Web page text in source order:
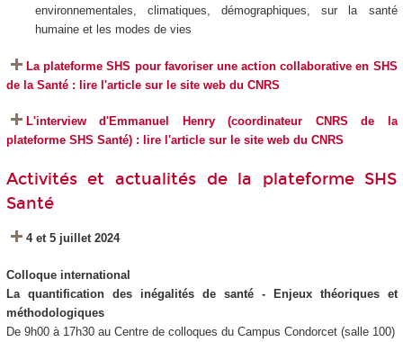
environnementales, climatiques, démographiques, sur la santé
humaine et les modes de vies
La plateforme SHS pour favoriser une action collaborative en SHS
de la Santé : lire l'article sur le site web du CNRS
L'interview d'Emmanuel Henry (coordinateur CNRS de la
plateforme SHS Santé) : lire l'article sur le site web du CNRS
Activités et actualités de la plateforme SHS
Santé
4 et 5 juillet 2024
Colloque international
La quantification des inégalités de santé - Enjeux théoriques et
méthodologiques
De 9h00 à 17h30 au Centre de colloques du Campus Condorcet (salle 100)